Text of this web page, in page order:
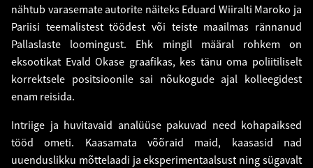
nähtub varasemate autorite näiteks Eduard Wiiralti Maroko ja
Pariisi teemalistest töödest või teiste maailmas rännanud
Pallaslaste loomingust. Ehk mingil määral rohkem on
eksootikat Evald Okase graafikas, kes tänu oma poliitiliselt
korrektsele positsioonile sai nõukogude ajal kolleegidest
enam reisida.
Intriige ja huvitavaid analüüse pakuvad need kohapaiksed
tööd ometi. Kaasamata võõraid maid, kaasasid nad
uuenduslikku mõttelaadi ja eksperimentaalsust ning sügavalt